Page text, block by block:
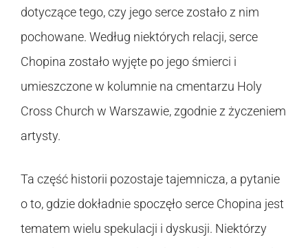
dotyczące tego, czy jego serce zostało z nim
pochowane. Według niektórych relacji, serce
Chopina zostało wyjęte po jego śmierci i
umieszczone w kolumnie na cmentarzu Holy
Cross Church w Warszawie, zgodnie z życzeniem
artysty.
Ta część historii pozostaje tajemnicza, a pytanie
o to, gdzie dokładnie spoczęło serce Chopina jest
tematem wielu spekulacji i dyskusji. Niektórzy